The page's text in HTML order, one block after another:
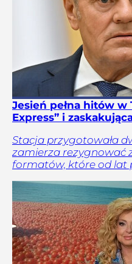
Jesień pełna hitów w
Express” i
Stacja przygotowała
zamierza rezygnować
formatów, które od lat